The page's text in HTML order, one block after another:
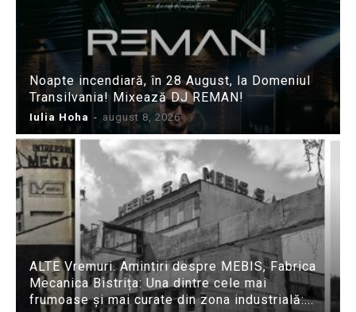
Noapte incendiară, în 28 August, la Domeniul
Transilvania! Mixează DJ REMAN!
Iulia Hoha - august 8, 2026
ALTE Vremuri. Amintiri despre MEBIS, Fabrica
Mecanica Bistrița: Una dintre cele mai
frumoase și mai curate din zona industrială:...